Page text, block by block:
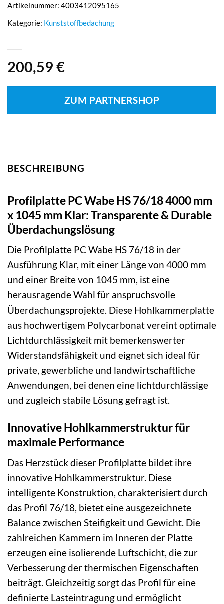
200,59 €
ZUM PARTNERSHOP
Artikelnummer: 4003412095165
Kategorie: Kunststoffbedachung
BESCHREIBUNG
Profilplatte PC Wabe HS 76/18 4000 mm
x 1045 mm Klar: Transparente & Durable
Überdachungslösung
Die Profilplatte PC Wabe HS 76/18 in der
Ausführung Klar, mit einer Länge von 4000 mm
und einer Breite von 1045 mm, ist eine
herausragende Wahl für anspruchsvolle
Überdachungsprojekte. Diese Hohlkammerplatte
aus hochwertigem Polycarbonat vereint optimale
Lichtdurchlässigkeit mit bemerkenswerter
Widerstandsfähigkeit und eignet sich ideal für
private, gewerbliche und landwirtschaftliche
Anwendungen, bei denen eine lichtdurchlässige
und zugleich stabile Lösung gefragt ist.
Innovative Hohlkammerstruktur für
maximale Performance
Das Herzstück dieser Profilplatte bildet ihre
innovative Hohlkammerstruktur. Diese
intelligente Konstruktion, charakterisiert durch
das Profil 76/18, bietet eine ausgezeichnete
Balance zwischen Steifigkeit und Gewicht. Die
zahlreichen Kammern im Inneren der Platte
erzeugen eine isolierende Luftschicht, die zur
Verbesserung der thermischen Eigenschaften
beiträgt. Gleichzeitig sorgt das Profil für eine
definierte Lasteintragung und ermöglicht